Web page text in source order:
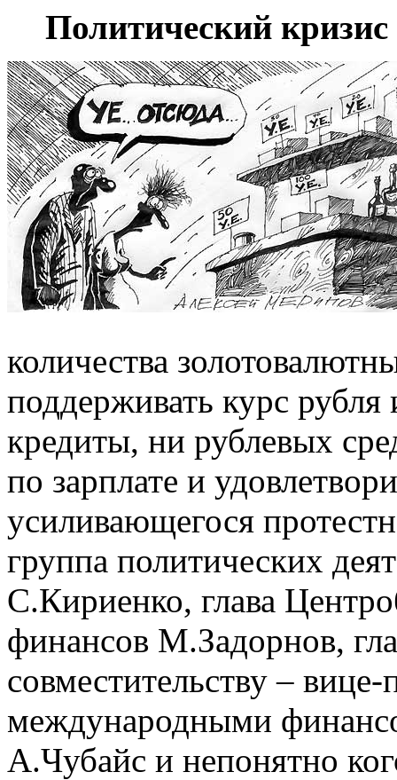
Политический кризис
количества
поддерживать курс
кредиты, ни рублевых
по зарплате и
усиливающегося
группа политических
С.Кириенко, глава
финансов М.Задорнов,
совместительству –
международными
А.Чубайс и непонятно